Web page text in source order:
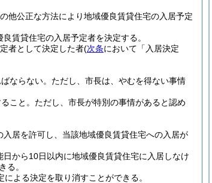
他公正な方法により地域優良賃貸住宅の入居予定
賃貸住宅の入居予定者を決定する。
者として決定した者(次条において「入居決定
ならない。 ただし、市長は、やむを得ない事情
こと。 ただし、市長が特別の事情があると認め
居を許可し、当該地域優良賃貸住宅への入居が
日から10日以内に地域優良賃貸住宅に入居しなけ
る。
による決定を取り消すことができる。